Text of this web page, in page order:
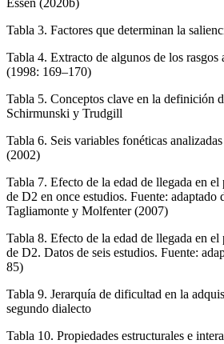
Tabla 3. Factores que determinan la
Tabla 4. Extracto de algunos de los
(1998: 169–170)
Tabla 5. Conceptos clave en la definición
Schirmunski y Trudgill
Tabla 6. Seis variables fonéticas
(2002)
Tabla 7. Efecto de la edad de llegada en
de D2 en once estudios. Fuente: adaptado
Tagliamonte y Molfenter (2007)
Tabla 8. Efecto de la edad de llegada en
de D2. Datos de seis estudios. Fuente:
85)
Tabla 9. Jerarquía de dificultad en la
segundo dialecto
Tabla 10. Propiedades estructurales e